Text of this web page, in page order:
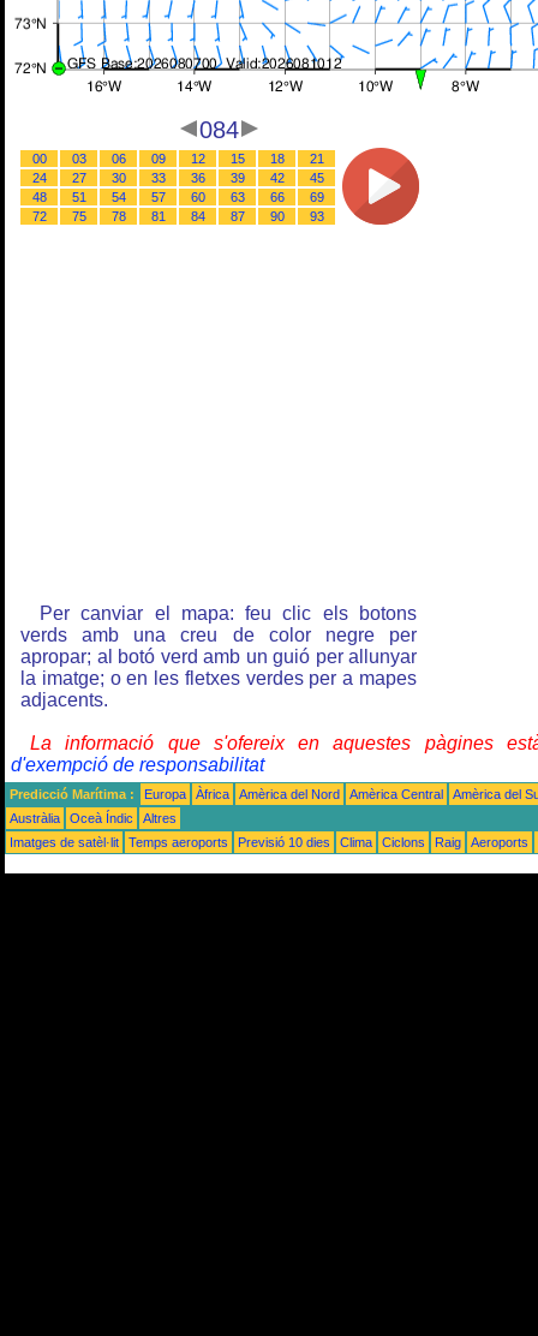
084
00 03 06 09 12 15 18
21
24
27 30 33 36 39 42
45
48
51 54 57 60 63 66
69
72
75 78 81 84 87 90 93
Per canviar el mapa: feu clic els botons
verds amb una creu de color negre per
apropar; al botó verd amb un guió per allunyar
la imatge; o en les fletxes verdes per a mapes
adjacents.
La informació que s'ofereix en aquestes pàgines
d'exempció de responsabilitat
Predicció Marítima : Europa Àfrica Amèrica del Nord Amèrica Central
Amèrica del
Austràlia
Oceà Índic
Altres
Imatges de satèl·lit
Temps aeroports Previsió 10 dies Clima Ciclons Raig Aeroports